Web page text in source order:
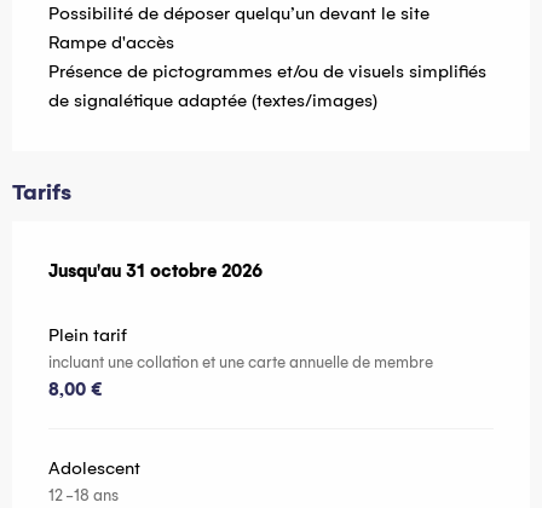
Possibilité de déposer quelqu’un devant le site
Rampe d'accès
Présence de pictogrammes et/ou de visuels simplifiés
de signalétique adaptée (textes/images)
Tarifs
Du22 janvier 2026au31 octobre 2026
Jusqu'au 31 octobre 2026
Plein tarif
incluant une collation et une carte annuelle de membre
8,00 €
Adolescent
12 -18 ans